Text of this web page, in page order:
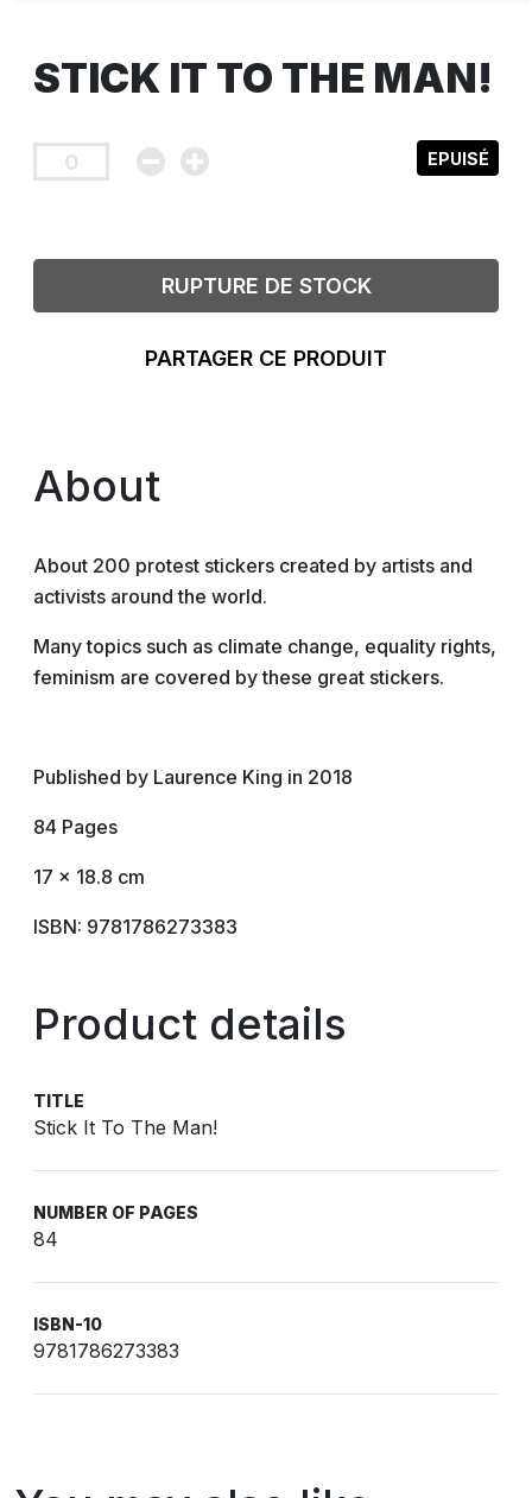
STICK IT TO THE MAN!
EPUISÉ
RUPTURE DE STOCK
PARTAGER CE PRODUIT
About
About 200 protest stickers created by artists and
activists around the world.
Many topics such as climate change, equality rights,
feminism are covered by these great stickers.
Published by Laurence King in 2018
84 Pages
17 x 18.8 cm
ISBN: 9781786273383
Product details
TITLE
Stick It To The Man!
NUMBER OF PAGES
84
ISBN-10
9781786273383